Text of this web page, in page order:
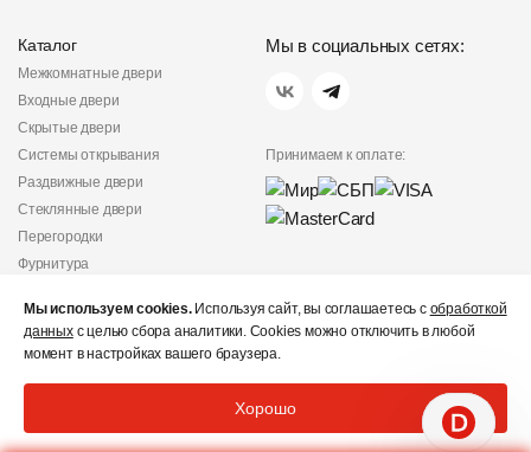
Каталог
Межкомнатные двери
Входные двери
Скрытые двери
Системы открывания
Раздвижные двери
Стеклянные двери
Перегородки
Фурнитура
Мы в социальных сетях:
Принимаем к оплате:
конфиденциальности
Не является публичной
© «Дверишоп» 2012 - 2026
Мы используем cookies.Используя сайт, вы соглашаетесь с обработкой
данныхс целью сбора аналитики. Cookies можно отключить в любой
момент в настройках вашего браузера.
Хорошо